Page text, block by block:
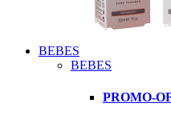
BEBES
BEBES
PROMO-